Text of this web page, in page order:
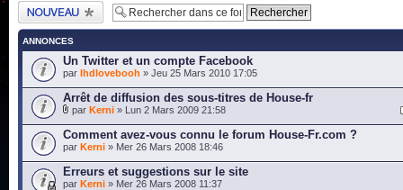
Publier un nouveau
sujet
ANNONCES
Un Twitter et un compte Facebook
par lhdlovebooh » Jeu 25 Mars 2010 17:05
Arrêt de diffusion des sous-titres de House-fr
par Kerni » Lun 2 Mars 2009 21:58
Comment avez-vous connu le forum House-Fr.com ?
par Kerni » Mer 26 Mars 2008 18:46
Erreurs et suggestions sur le site
par Kerni » Mer 26 Mars 2008 11:37